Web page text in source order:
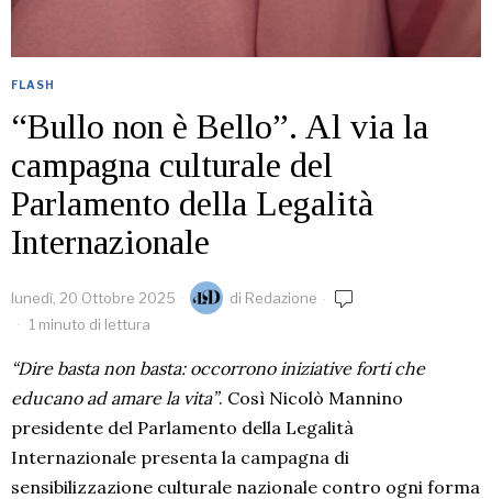
FLASH
“Bullo non è Bello”. Al via la
campagna culturale del
Parlamento della Legalità
Internazionale
lunedì, 20 Ottobre 2025 di Redazione
1 minuto di lettura
“Dire basta non basta: occorrono iniziative forti che
educano ad amare la vita”. Così Nicolò Mannino
presidente del Parlamento della Legalità
Internazionale presenta la campagna di
sensibilizzazione culturale nazionale contro ogni forma